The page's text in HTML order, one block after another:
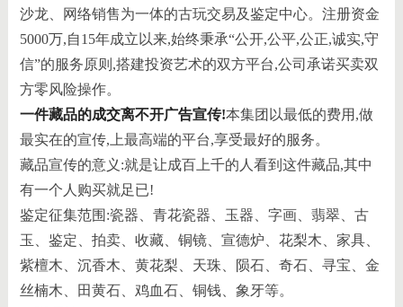
沙龙、网络销售为一体的古玩交易及鉴定中心。注册资金
5000万,自15年成立以来,始终秉承“公开,公平,公正,诚实,守
信”的服务原则,搭建投资艺术的双方平台,公司承诺买卖双
方零风险操作。
一件藏品的成交离不开广告宣传!本集团以最低的费用,做
最实在的宣传,上最高端的平台,享受最好的服务。
藏品宣传的意义:就是让成百上千的人看到这件藏品,其中
有一个人购买就足已!
鉴定征集范围:瓷器、青花瓷器、玉器、字画、翡翠、古
玉、鉴定、拍卖、收藏、铜镜、宣德炉、花梨木、家具、
紫檀木、沉香木、黄花梨、天珠、陨石、奇石、寻宝、金
丝楠木、田黄石、鸡血石、铜钱、象牙等。